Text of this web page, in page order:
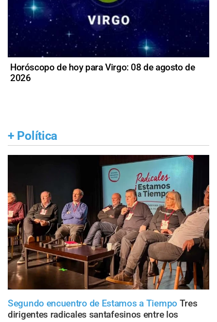
Horóscopo de hoy para Virgo: 08 de agosto de
2026
+ Política
Segundo encuentro de Estamos a Tiempo Tres
dirigentes radicales santafesinos entre los